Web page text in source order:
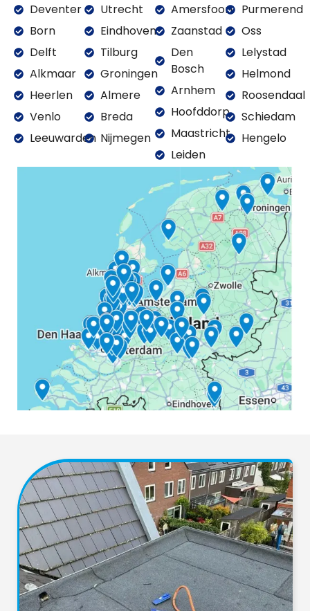
Deventer
Born
Delft
Alkmaar
Heerlen
Venlo
Leeuwarden
Utrecht
Eindhoven
Tilburg
Groningen
Almere
Breda
Nijmegen
Amersfoort
Zaanstad
Den
Bosch
Arnhem
Hoofddorp
Maastricht
Leiden
Purmerend
Oss
Lelystad
Helmond
Roosendaal
Schiedam
Hengelo